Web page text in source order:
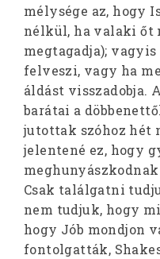
mélysége az, hogy
nélkül, ha valaki őt
megtagadja);
felveszi, vagy ha
áldást visszadobja.
barátai a
jutottak szóhoz hét
jelentené ez, hogy
Csak találgatni
nem tudjuk, hogy
hogy Jób mondjon
fontolgatták,